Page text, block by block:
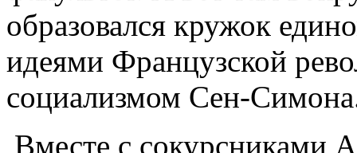
образовался кружок
идеями Французской
социализмом Сен-
Вместе с сокурсниками